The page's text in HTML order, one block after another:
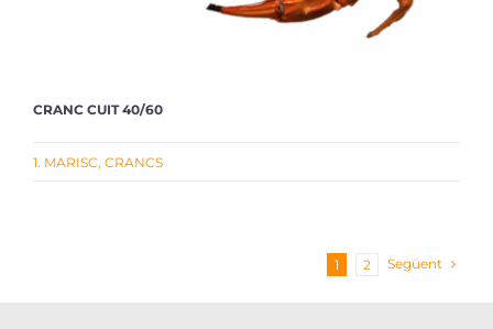
CRANC CUIT 40/60
1. MARISC, CRANCS
1 2 Següent